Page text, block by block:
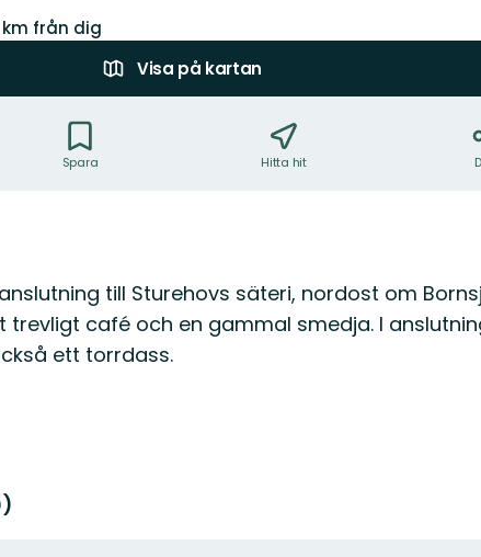
km från dig
Visa på kartan
Spara Hitta hit
till Sturehovs säteri, nordost om
trevligt café och en gammal smedja. I
ett torrdass.